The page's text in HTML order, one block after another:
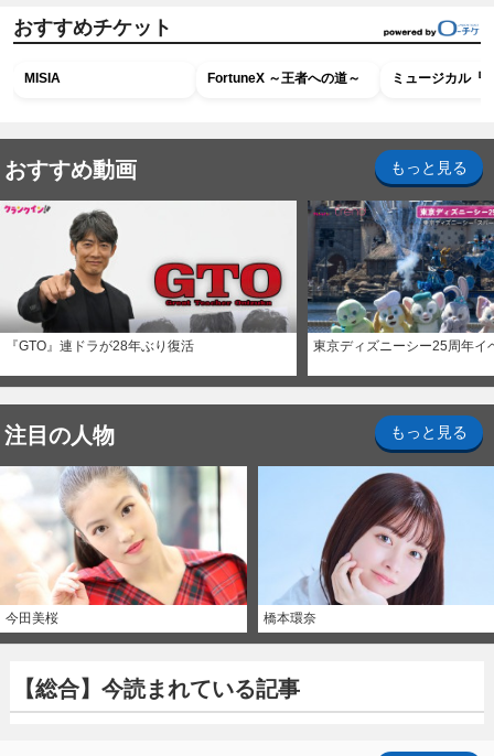
おすすめチケット
MISIA FortuneX ～王者への道～ ミュージカル『
おすすめ動画 もっと見る
『GTO』連ドラが28年ぶり復活 東京ディズニーシー25周年イ
注目の人物 もっと見る
今田美桜 橋本環奈
【総合】今読まれている記事